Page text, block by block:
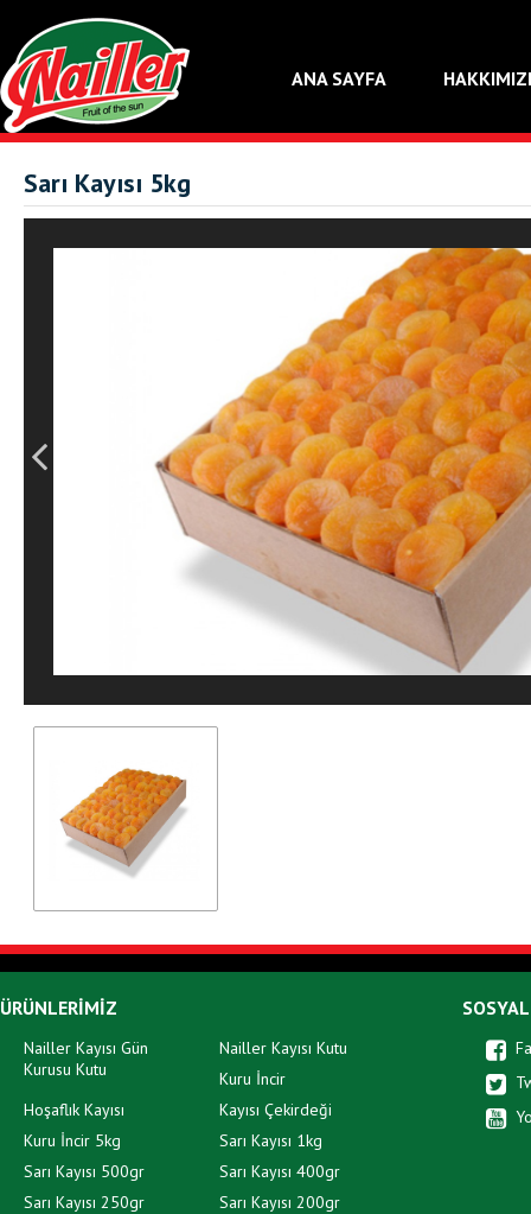
ANA SAYFA
Sarı Kayısı 5kg
ÜRÜNLERİMİZ
Nailler Kayısı Gün
Kurusu Kutu
Nailler Kayısı Kutu
Kuru İncir
Hoşaflık Kayısı
Kayısı Çekirdeği
Kuru İncir 5kg
Sarı Kayısı 1kg
Sarı Kayısı 500gr
Sarı Kayısı 400gr
Sarı Kayısı 250gr
Sarı Kayısı 200gr